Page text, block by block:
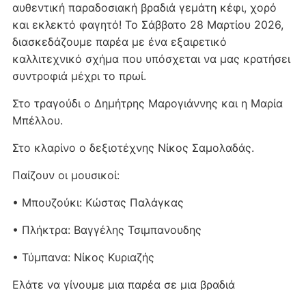
αυθεντική παραδοσιακή βραδιά γεμάτη κέφι, χορό
και εκλεκτό φαγητό! Το Σάββατο 28 Μαρτίου 2026,
διασκεδάζουμε παρέα με ένα εξαιρετικό
καλλιτεχνικό σχήμα που υπόσχεται να μας κρατήσει
συντροφιά μέχρι το πρωί.
Στο τραγούδι ο Δημήτρης Μαρογιάννης και η Μαρία
Μπέλλου.
Στο κλαρίνο ο δεξιοτέχνης Νίκος Σαμολαδάς.
Παίζουν οι μουσικοί:
• Μπουζούκι: Κώστας Παλάγκας
• Πλήκτρα: Βαγγέλης Τσιμπανουδης
• Τύμπανα: Νίκος Κυριαζής
Ελάτε να γίνουμε μια παρέα σε μια βραδιά